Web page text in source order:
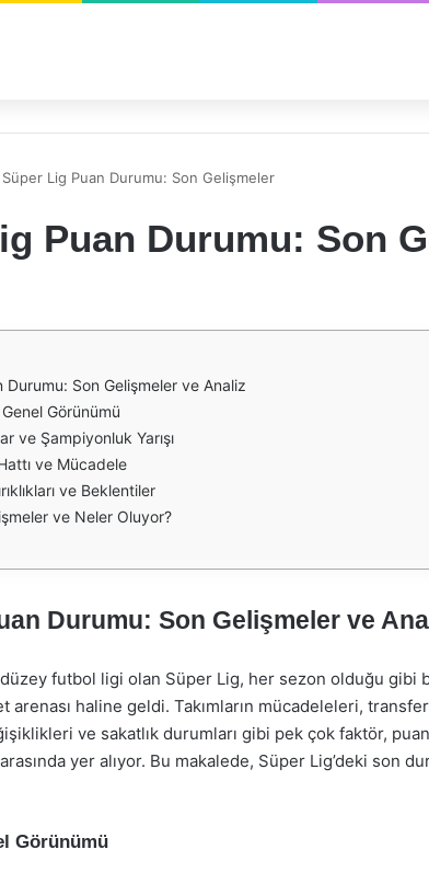
Süper Lig Puan Durumu: Son Gelişmeler
Puan Durumu: Son
Durumu: Son Gelişmeler ve Analiz
Görünümü
ve Şampiyonluk Yarışı
ve Mücadele
ve Beklentiler
ve Neler Oluyor?
Durumu: Son Gelişmeler ve
futbol ligi olan Süper Lig, her sezon olduğu gibi
arenası haline geldi. Takımların mücadeleleri,
ve sakatlık durumları gibi pek çok faktör,
yer alıyor. Bu makalede, Süper Lig’deki son
Görünümü